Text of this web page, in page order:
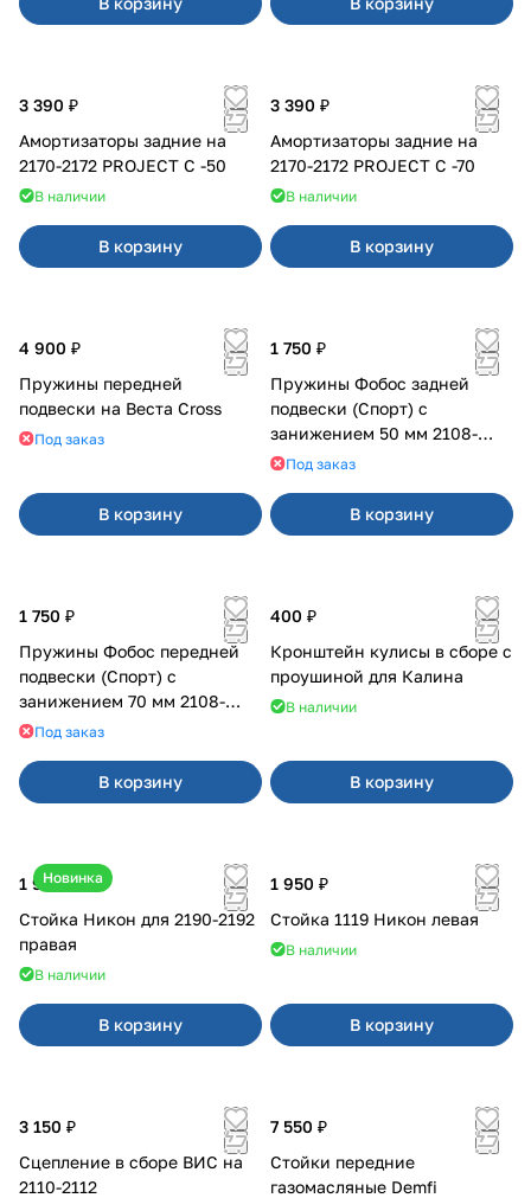
3 390 ₽
Амортизаторы задние на
2170-2172 PROJECT С -50
В наличии
В корзину
3 390 ₽
Амортизаторы задние на
2170-2172 PROJECT С -70
В наличии
В корзину
4 900 ₽
Пружины передней
подвески на Веста Cross
Под заказ
В корзину
1 750 ₽
Пружины Фобос задней
подвески (Спорт) с
занижением 50 мм 2108-
21099, 2113-2115
Под заказ
В корзину
1 750 ₽
Пружины Фобос передней
подвески (Спорт) с
занижением 70 мм 2108-
21099, 2113-2115
Под заказ
В корзину
400 ₽
Кронштейн кулисы в сборе с
проушиной для Калина
В наличии
В корзину
Новинка
1 900 ₽
Стойка Никон для 2190-2192
правая
В наличии
В корзину
1 950 ₽
Стойка 1119 Никон левая
В наличии
В корзину
3 150 ₽
Сцепление в сборе ВИС на
2110-2112
7 550 ₽
Стойки передние
газомасляные Demfi